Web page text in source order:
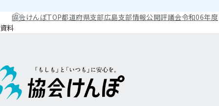
協会けんぽTOP都道府県支部広島支部情報公開評議会令和06年度
資料